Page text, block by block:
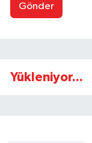
Gönder
Yükleniyor...